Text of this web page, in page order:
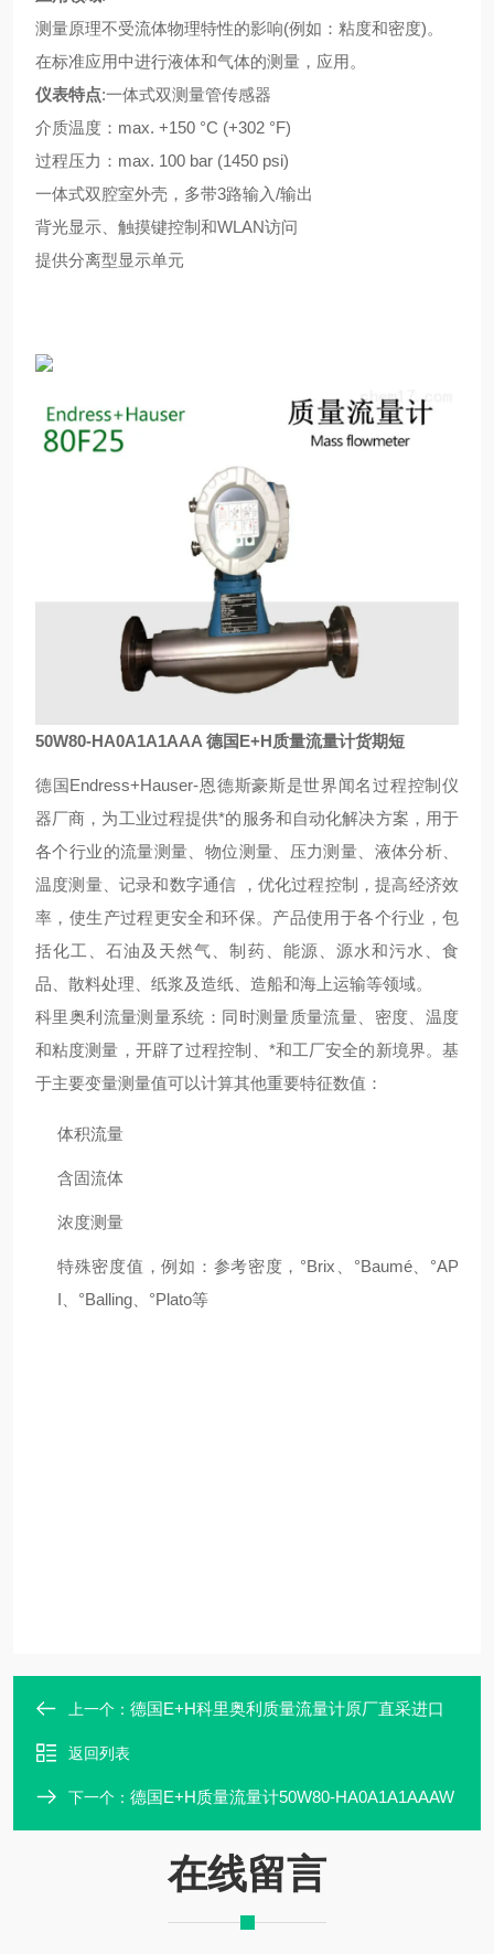
测量原理不受流体物理特性的影响(例如：粘度和密度)。
在标准应用中进行液体和气体的测量，应用。
仪表特点:一体式双测量管传感器
介质温度：max. +150 °C (+302 °F)
过程压力：max. 100 bar (1450 psi)
一体式双腔室外壳，多带3路输入/输出
背光显示、触摸键控制和WLAN访问
提供分离型显示单元
50W80-HA0A1A1AAA 德国E+H质量流量计货期短
德国Endress+Hauser-恩德斯豪斯是世界闻名过程控制仪
器厂商，为工业过程提供*的服务和自动化解决方案，用于
各个行业的流量测量、物位测量、压力测量、液体分析、
温度测量、记录和数字通信 ，优化过程控制，提高经济效
率，使生产过程更安全和环保。产品使用于各个行业，包
括化工、石油及天然气、制药、能源、源水和污水、食
品、散料处理、纸浆及造纸、造船和海上运输等领域。
科里奥利流量测量系统：同时测量质量流量、密度、温度
和粘度测量，开辟了过程控制、*和工厂安全的新境界。基
于主要变量测量值可以计算其他重要特征数值：
体积流量
含固流体
浓度测量
特殊密度值，例如：参考密度，°Brix、°Baumé、°AP
I、°Balling、°Plato等
上一个： 德国E+H科里奥利质量流量计原厂直采进口
返回列表
下一个： 德国E+H质量流量计50W80-HA0A1A1AAAW
在线留言